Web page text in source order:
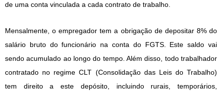
de uma conta vinculada a cada contrato de trabalho.
Mensalmente, o empregador tem a obrigação de depositar 8% do
salário bruto do funcionário na conta do FGTS. Este saldo vai
sendo acumulado ao longo do tempo. Além disso, todo trabalhador
contratado no regime CLT (Consolidação das Leis do Trabalho)
tem direito a este depósito, incluindo rurais, temporários,